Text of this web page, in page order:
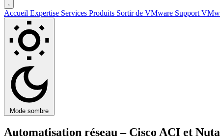
Accueil Expertise Services Produits Sortir de VMware Support
Mode sombre
Automatisation réseau – Cisco ACI et